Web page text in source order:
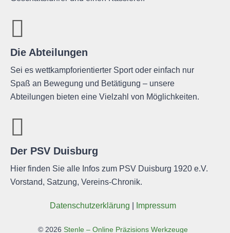
Die Abteilungen
Sei es wettkampforientierter Sport oder einfach nur
Spaß an Bewegung und Betätigung – unsere
Abteilungen bieten eine Vielzahl von Möglichkeiten.
Der PSV Duisburg
Hier finden Sie alle Infos zum PSV Duisburg 1920 e.V.
Vorstand, Satzung, Vereins-Chronik.
Daten­schutz­er­klä­rung Impres­sum
© 2026 Stenle – Online Präzisions Werkzeuge